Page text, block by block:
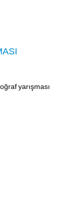
yarışması